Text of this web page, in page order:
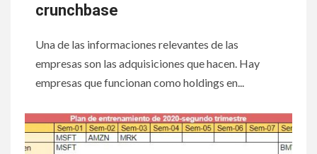
crunchbase
Una de las informaciones relevantes de las
empresas son las adquisiciones que hacen. Hay
empresas que funcionan como holdings en...